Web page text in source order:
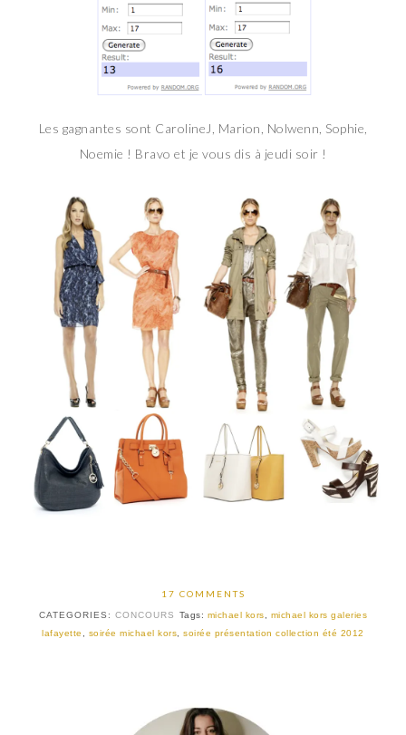
Les gagnantes sont CarolineJ, Marion, Nolwenn, Sophie,
Noemie ! Bravo et je vous dis à jeudi soir !
17 COMMENTS
CATEGORIES: CONCOURS Tags: michael kors
michael kors galeries
lafayette
soirée michael kors ,soirée présentation collection été 2012